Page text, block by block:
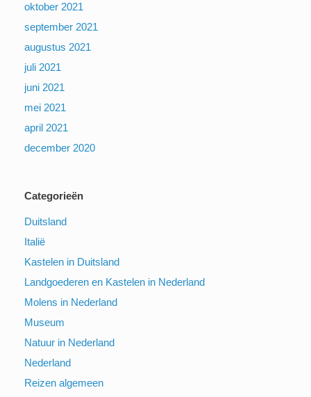
oktober 2021
september 2021
augustus 2021
juli 2021
juni 2021
mei 2021
april 2021
december 2020
Categorieën
Duitsland
Italië
Kastelen in Duitsland
Landgoederen en Kastelen in Nederland
Molens in Nederland
Museum
Natuur in Nederland
Nederland
Reizen algemeen